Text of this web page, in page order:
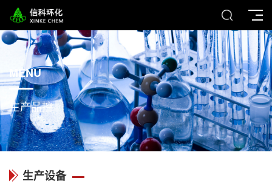
MENU
生产品控
生产设备